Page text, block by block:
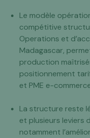
Le modèle
compétitive
Operations et
Madagascar,
production
positionnement
et PME e-
La structure reste
et plusieurs leviers
notamment